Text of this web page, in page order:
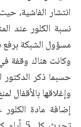
انتشار الفاشية،
نسبة الكلور عند
مسؤول الشبكة
وكانت هناك وقفة
حسبما ذكر الدكتور
وإغلاقها بالأقفال
إضافة مادة